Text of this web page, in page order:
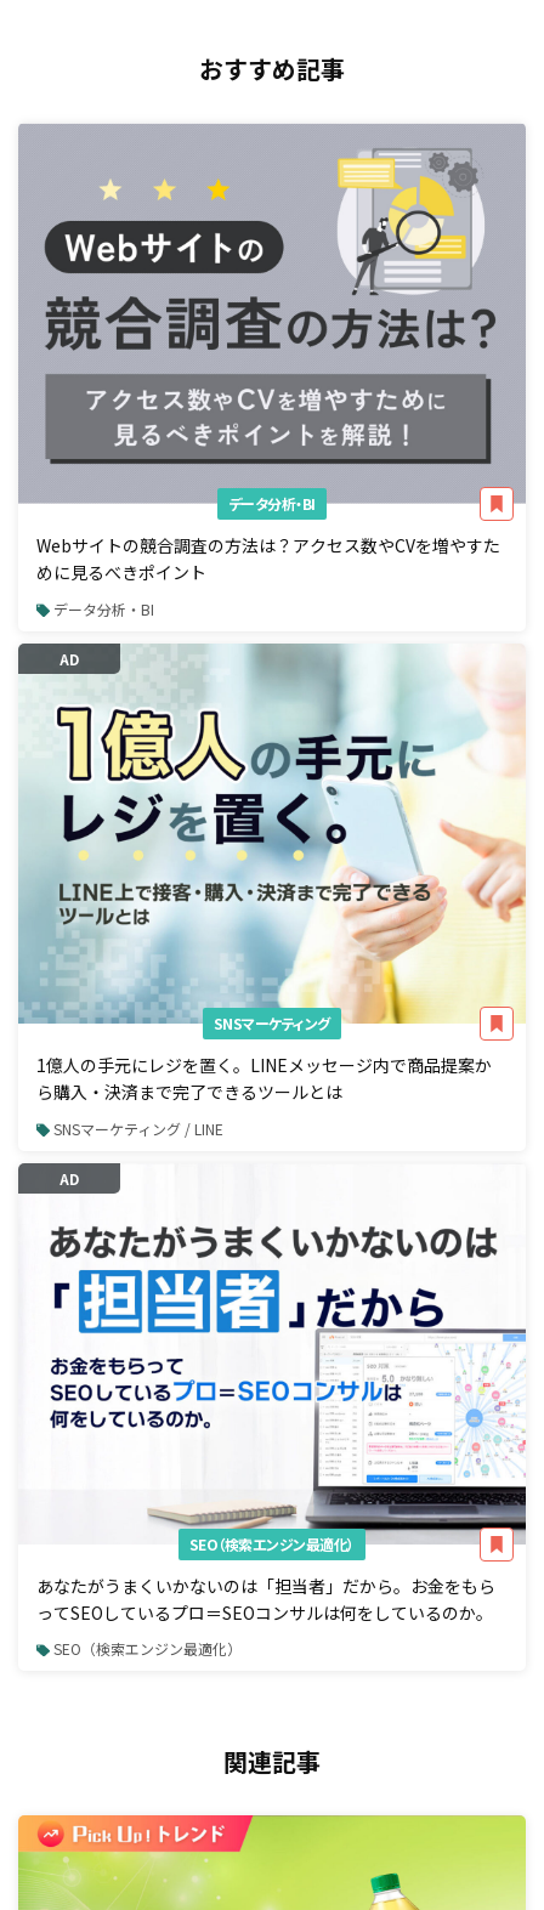
おすすめ記事
データ分析・BI
Webサイトの競合調査の方法は？アクセス数やCVを増やすた
めに見るべきポイント
データ分析・BI
AD
SNSマーケティング
1億人の手元にレジを置く。LINEメッセージ内で商品提案か
ら購入・決済まで完了できるツールとは
SNSマーケティング / LINE
AD
SEO（検索エンジン最適化）
あなたがうまくいかないのは「担当者」だから。お金をもら
ってSEOしているプロ＝SEOコンサルは何をしているのか。
SEO（検索エンジン最適化）
関連記事